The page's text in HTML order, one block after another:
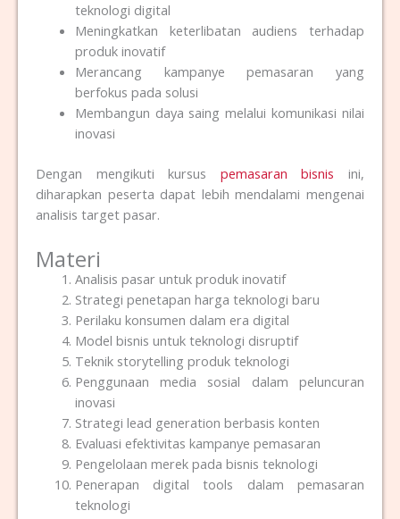
teknologi digital
Meningkatkan keterlibatan audiens terhadap
produk inovatif
Merancang kampanye pemasaran yang
berfokus pada solusi
Membangun daya saing melalui komunikasi nilai
inovasi
Dengan mengikuti kursus pemasaran bisnis ini,
diharapkan peserta dapat lebih mendalami mengenai
analisis target pasar.
Materi
Analisis pasar untuk produk inovatif
Strategi penetapan harga teknologi baru
Perilaku konsumen dalam era digital
Model bisnis untuk teknologi disruptif
Teknik storytelling produk teknologi
Penggunaan media sosial dalam peluncuran
inovasi
Strategi lead generation berbasis konten
Evaluasi efektivitas kampanye pemasaran
Pengelolaan merek pada bisnis teknologi
Penerapan digital tools dalam pemasaran
teknologi